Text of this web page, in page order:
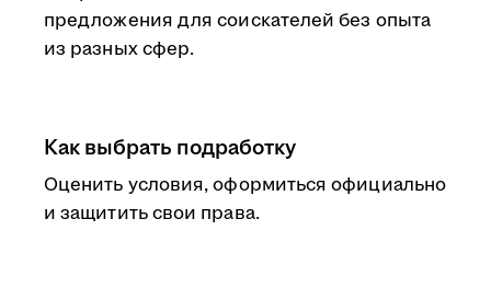
предложения для соискателей без опыта
из разных сфер.
Как выбрать подработку
Оценить условия, оформиться официально
и защитить свои права.